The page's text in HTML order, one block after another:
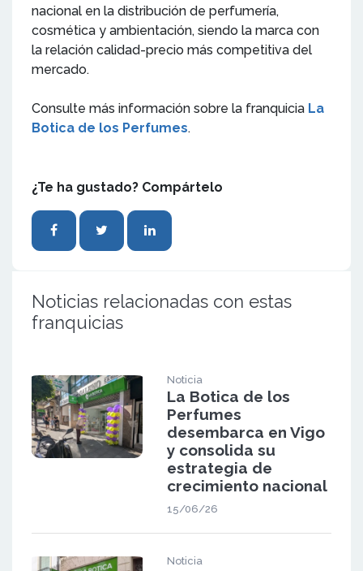
nacional en la distribución de perfumería,
cosmética y ambientación, siendo la marca con
la relación calidad-precio más competitiva del
mercado.
Consulte más información sobre la franquicia La
Botica de los Perfumes.
¿Te ha gustado? Compártelo
Noticias relacionadas con estas
franquicias
Noticia
La Botica de los
Perfumes
desembarca en Vigo
y consolida su
estrategia de
crecimiento nacional
15/06/26
Noticia